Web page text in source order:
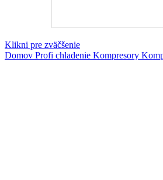
Klikni pre zväčšenie
Domov Profi chladenie Kompresory